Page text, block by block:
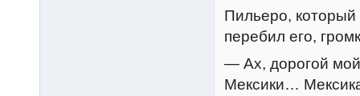
Пильеро,
перебил его,
— Ах, дорогой
Мексики…